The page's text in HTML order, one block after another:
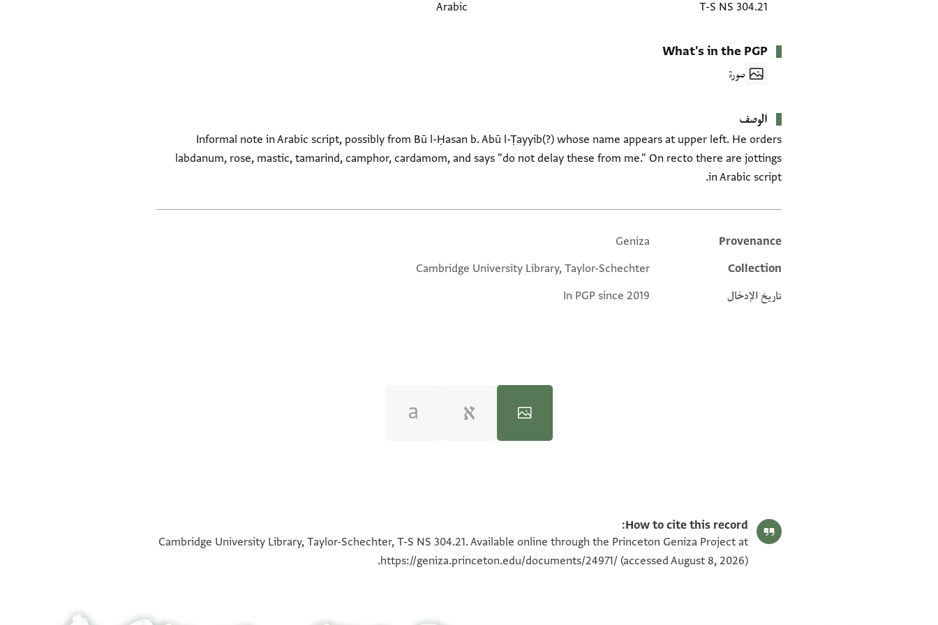
T-S NS 304.21
Arabic
What's in the PGP
صورة
الوصف
Informal note in Arabic script, possibly from Bū l-Ḥasan b. Abū l-Ṭayyib(?) whose name appears at upper left. He orders
labdanum, rose, mastic, tamarind, camphor, cardamom, and says "do not delay these from me." On recto there are jottings
in Arabic script.
Additional metadata
Provenance
Geniza
Collection
Cambridge University Library, Taylor-Schechter
تاريخ الإدخال
In PGP since 2019
100%
How to cite this record:
Cambridge University Library, Taylor-Schechter, T-S NS 304.21. Available online through the Princeton Geniza Project at
https://geniza.princeton.edu/documents/24971/ (accessed August 8, 2026).